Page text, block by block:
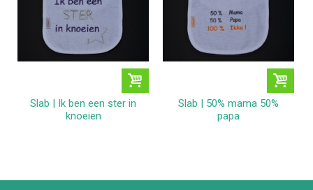
Slab | Ik ben een ster in
knoeien
Slab | 50% mama 50%
papa